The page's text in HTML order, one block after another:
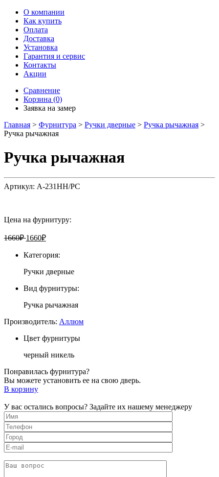
О компании
Как купить
Оплата
Доставка
Установка
Гарантия и сервис
Контакты
Акции
Сравнение
Корзина (0)
Заявка на замер
Главная > Фурнитура > Ручки дверные > Ручка рычажная >
Ручка рычажная
Ручка рычажная
Артикул: А-231НН/РС
Цена на фурнитуру:
1660₽ 1660₽
Категория:
Ручки дверные
Вид фурнитуры:
Ручка рычажная
Производитель: Аллюм
Цвет фурнитуры
черный никель
Понравилась фурнитура?
Вы можете установить ее на свою дверь.
В корзину
У вас остались вопросы? Задайте их нашему менеджеру